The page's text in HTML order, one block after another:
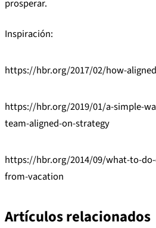
prosperar.
Inspiración:
https://hbr.org/2017/02/how-
https://hbr.org/2019/01/a-simple-
team-aligned-on-strategy
https://hbr.org/2014/09/what-to-
from-vacation
Artículos relacionados